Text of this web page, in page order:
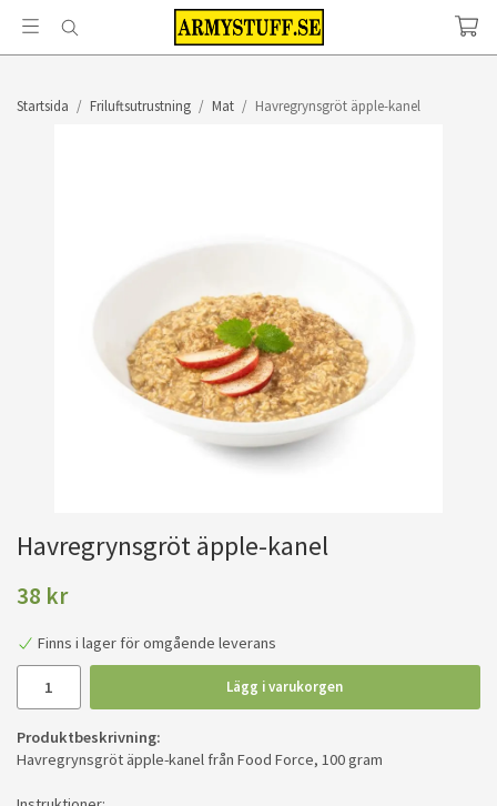
Startsida / Friluftsutrustning / Mat / Havregrynsgröt äpple-kanel
Havregrynsgröt äpple-kanel
38 kr
Finns i lager för omgående leverans
Lägg i varukorgen
Produktbeskrivning:
Havregrynsgröt äpple-kanel från Food Force, 100 gram